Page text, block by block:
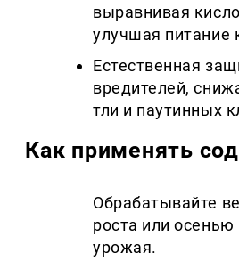
выравнивая
улучшая питание
Естественная
вредителей,
тли и паутинных
Как применять
Обрабатывайте
роста или осенью
урожая.